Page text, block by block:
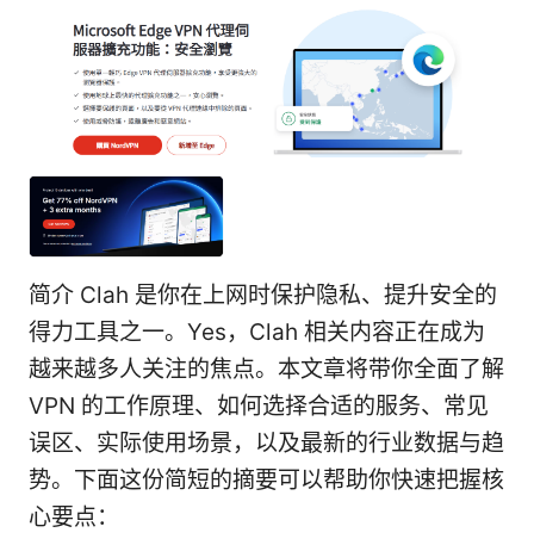
简介 Clah 是你在上网时保护隐私、提升安全的
得力工具之一。Yes，Clah 相关内容正在成为
越来越多人关注的焦点。本文章将带你全面了解
VPN 的工作原理、如何选择合适的服务、常见
误区、实际使用场景，以及最新的行业数据与趋
势。下面这份简短的摘要可以帮助你快速把握核
心要点：